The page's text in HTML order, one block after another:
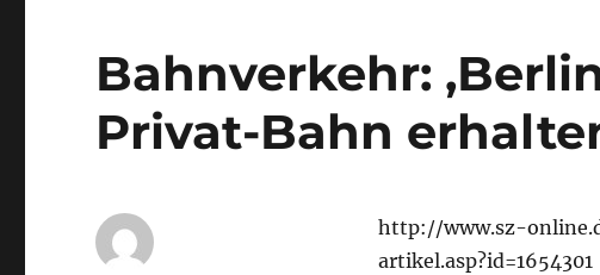
Bahnverkehr:
Privat-Bahn
http://www.sz-
artikel.asp?id=1654301